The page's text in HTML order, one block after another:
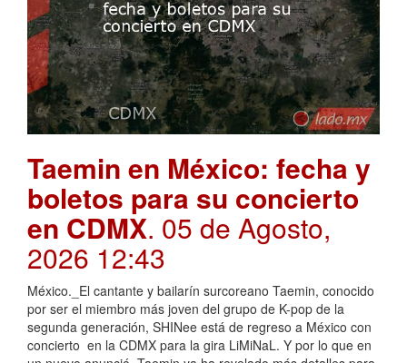
Taemin en México: fecha y
boletos para su concierto
en CDMX. 05 de Agosto,
2026 12:43
México._El cantante y bailarín surcoreano Taemin, conocido
por ser el miembro más joven del grupo de K-pop de la
segunda generación, SHINee está de regreso a México con
concierto en la CDMX para la gira LiMiNaL. Y por lo que en